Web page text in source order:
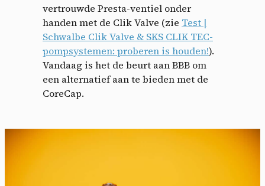
vertrouwde Presta-ventiel onder
handen met de Clik Valve (zie Test |
Schwalbe Clik Valve & SKS CLIK TEC-
pompsystemen: proberen is houden!).
Vandaag is het de beurt aan BBB om
een ​​alternatief aan te bieden met de
CoreCap.